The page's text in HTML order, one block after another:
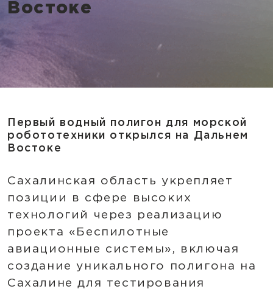
Востоке
Первый водный полигон для морской
робототехники открылся на Дальнем
Востоке
Сахалинская область укрепляет
позиции в сфере высоких
технологий через реализацию
проекта «Беспилотные
авиационные системы», включая
создание уникального полигона на
Сахалине для тестирования